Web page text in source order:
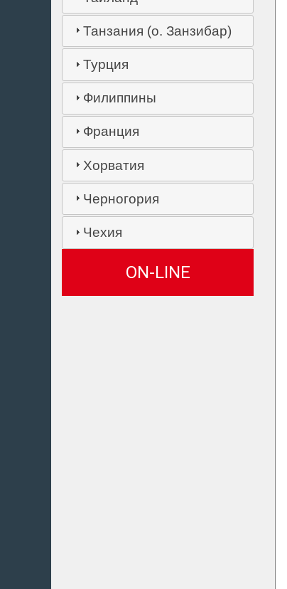
Танзания (о. Занзибар)
Турция
Филиппины
Франция
Хорватия
Черногория
Чехия
ON-LINE